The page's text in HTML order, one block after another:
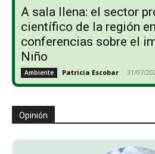
A sala llena: el sector
científico de la región
conferencias sobre el
Niño
Ambiente Patricia Escobar - 31/07/
Opinión